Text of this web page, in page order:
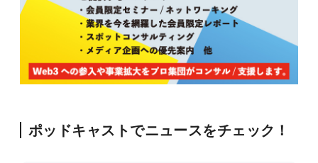
ポッドキャストでニュースをチェック！